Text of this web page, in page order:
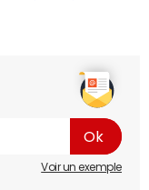
Voir un exemple